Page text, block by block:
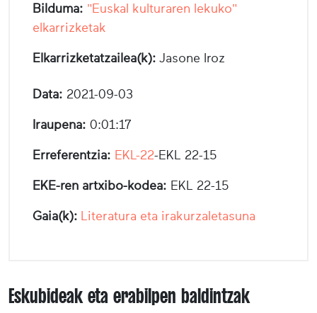
Bilduma: "Euskal kulturaren lekuko"
elkarrizketak
Elkarrizketatzailea(k): Jasone Iroz
Data: 2021-09-03
Iraupena: 0:01:17
Erreferentzia: EKL-22-EKL 22-15
EKE-ren artxibo-kodea: EKL 22-15
Gaia(k): Literatura eta irakurzaletasuna
Eskubideak eta erabilpen baldintzak